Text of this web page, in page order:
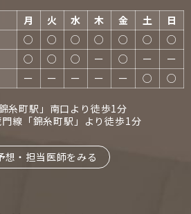
月 火 水 木 金 土
日
○ ○ ○ ○ ○ ○
○
○ ○ ○ ー ○ ー
ー
ー ー ー ー ー ○ ○
糸町駅」南口より徒歩1分
線「錦糸町駅」より徒歩1分
想・担当医師をみる